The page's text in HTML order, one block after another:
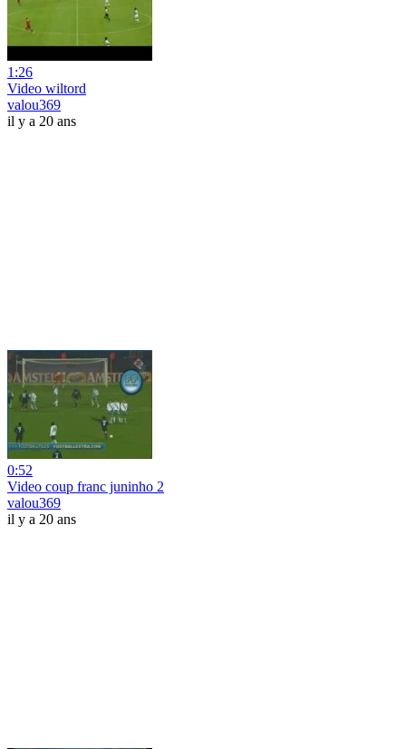
1:26
Video wiltord
valou369
il y a 20 ans
0:52
Video coup franc juninho 2
valou369
il y a 20 ans